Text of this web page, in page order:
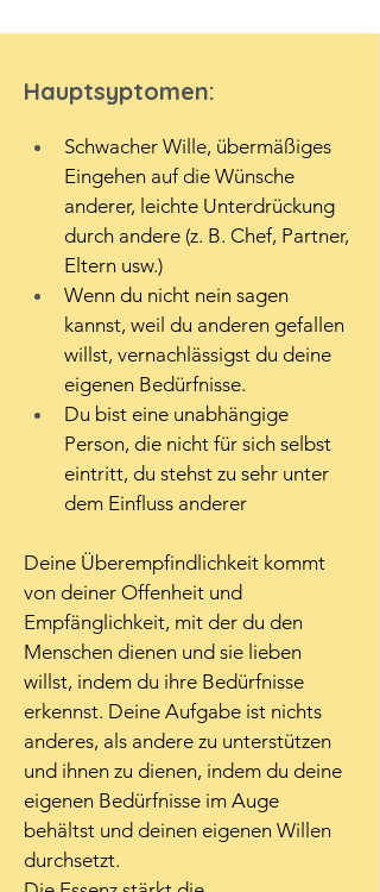
Hauptsyptomen:
Schwacher Wille, übermäßiges
Eingehen auf die Wünsche
anderer, leichte Unterdrückung
durch andere (z. B. Chef, Partner,
Eltern usw.)
Wenn du nicht nein sagen
kannst, weil du anderen gefallen
willst, vernachlässigst du deine
eigenen Bedürfnisse.
Du bist eine unabhängige
Person, die nicht für sich selbst
eintritt, du stehst zu sehr unter
dem Einfluss anderer
Deine Überempfindlichkeit kommt
von deiner Offenheit und
Empfänglichkeit, mit der du den
Menschen dienen und sie lieben
willst, indem du ihre Bedürfnisse
erkennst. Deine Aufgabe ist nichts
anderes, als andere zu unterstützen
und ihnen zu dienen, indem du deine
eigenen Bedürfnisse im Auge
behältst und deinen eigenen Willen
durchsetzt.